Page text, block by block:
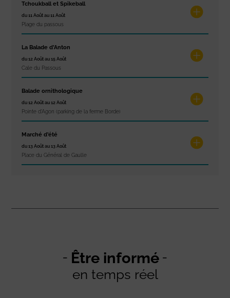
Tchoukball et Spikeball
du 11 Août au 11 Août
Plage du passous
La Balade d’Anton
du 12 Août au 15 Août
Cale du Passous
Balade ornithologique
du 12 Août au 12 Août
Pointe d'Agon (parking de la ferme Borde)
Marché d’été
du 13 Août au 13 Août
Place du Général de Gaulle
Être informé
en temps réel